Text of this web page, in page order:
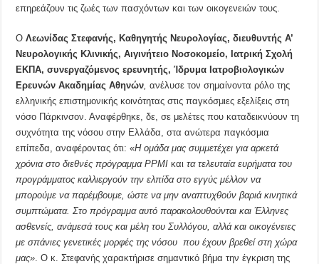
επηρεάζουν τις ζωές των πασχόντων και των οικογενειών τους.
ΟΛεωνίδας Στεφανής, Καθηγητής Νευρολογίας, διευθυντής Α’
Νευρολογικής Κλινικής, Αιγινήτειο Νοσοκομείο, Ιατρική Σχολή
ΕΚΠΑ, συνεργαζόμενος ερευνητής, Ίδρυμα Ιατροβιολογικών
Ερευνών Ακαδημίας Αθηνών ανέλυσε τον σημαίνοντα ρόλο της
ελληνικής επιστημονικής κοινότητας στις παγκόσμιες εξελίξεις στη
νόσο Πάρκινσον. Αναφέρθηκε, δε, σε μελέτες που καταδεικνύουν τη
συχνότητα της νόσου στην Ελλάδα, στα ανώτερα παγκόσμια
επίπεδα, αναφέροντας ότι: «Η ομάδα μας συμμετέχει για αρκετά
χρόνια στο διεθνές πρόγραμμα PPMI καιτα τελευταία ευρήματα του
προγράμματος καλλιεργούν την ελπίδα στο εγγύς μέλλον να
μπορούμε να παρέμβουμε, ώστε να μην αναπτυχθούν βαριά κινητικά
συμπτώματα. Στο πρόγραμμα αυτό παρακολουθούνται και Έλληνες
ασθενείς, ανάμεσά τους και μέλη του Συλλόγου, αλλά και οικογένειες
με σπάνιες γενετικές μορφές της νόσου που έχουν βρεθεί στη χώρα
μας» . Ο κ. Στεφανής χαρακτήρισε σημαντικό βήμα την έγκριση της